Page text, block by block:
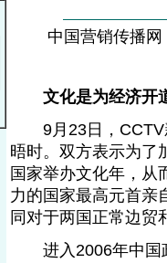
中国营销传播
文化是为经济开
9月23日，CCTV
晤时。双方表示为了
国家举办文化年，从
力的国家最高元首亲
同对于两国正常边贸
进入2006年中国政